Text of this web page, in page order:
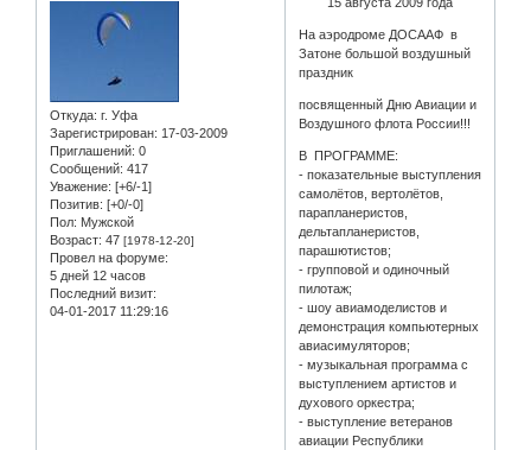
Откуда: г. Уфа
Зарегистрирован: 17-03-2009
Приглашений: 0
Сообщений: 417
Уважение: [+6/-1]
Позитив: [+0/-0]
Пол: Мужской
Возраст: 47 [1978-12-20]
Провел на форуме:
5 дней 12 часов
Последний визит:
04-01-2017 11:29:16
На аэродроме ДОСААФ в
Затоне большой воздушный
праздник
посвященный Дню Авиации и
Воздушного флота России!!!
В ПРОГРАММЕ:
- показательные выступления
самолётов, вертолётов,
парапланеристов,
дельтапланеристов,
парашютистов;
- групповой и одиночный
пилотаж;
- шоу авиамоделистов и
демонстрация компьютерных
авиасимуляторов;
- музыкальная программа с
выступлением артистов и
духового оркестра;
- выступление ветеранов
авиации Республики